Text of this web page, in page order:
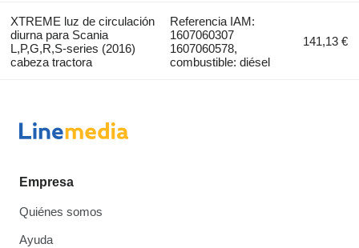
XTREME luz de circulación
diurna para Scania
L,P,G,R,S-series (2016)
cabeza tractora
Referencia IAM:
1607060307
1607060578,
combustible: diésel
141,13 €
Empresa
Quiénes somos
Ayuda